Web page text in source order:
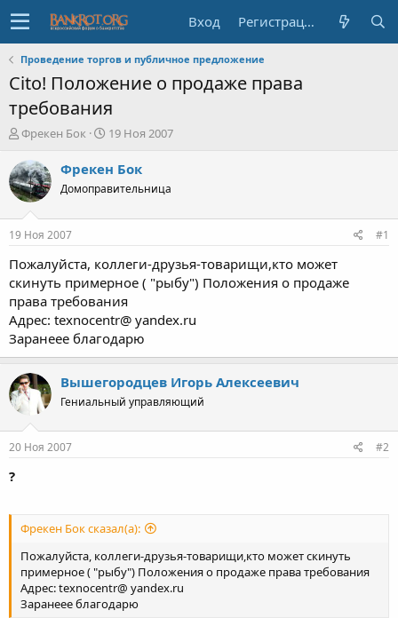
Вход Регистрация
Проведение торгов и публичное предложение
Cito! Положение о продаже права
требования
А
т
о
р
е
м
ы
Фрекен Бок
Д
т
н
л
19 Ноя 2007
Фрекен Бок
Домоправительница
19 Ноя 2007 #1
Пожалуйста, коллеги-друзья-товарищи,кто может
скинуть примерное ( "рыбу") Положения о продаже
права требования
Адрес: texnocentr@ yandex.ru
Заранеее благодарю
Вышегородцев Игорь Алексеевич
Гениальный управляющий
20 Ноя 2007 #2
?
Фрекен Бок сказал(а):
Пожалуйста, коллеги-друзья-товарищи,кто может скинуть
примерное ( "рыбу") Положения о продаже права требования
Адрес: texnocentr@ yandex.ru
Заранеее благодарю